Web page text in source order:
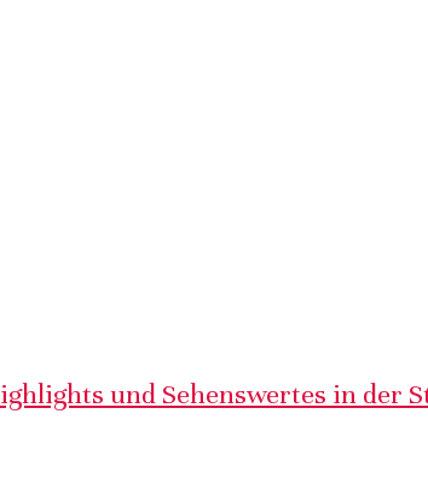
und Sehenswertes in der